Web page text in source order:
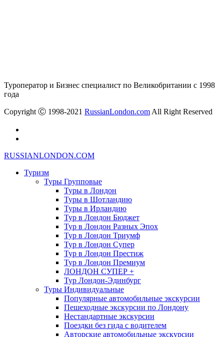
Туроператор и Бизнес специалист по Великобритании с 1998
года
Copyright Ⓒ 1998-2021 RussianLondon.com All Right Reserved
RUSSIANLONDON.COM
Туризм
Туры Групповые
Туры в Лондон
Туры в Шотландию
Туры в Ирландию
Тур в Лондон Бюджет
Тур в Лондон Разных Эпох
Тур в Лондон Триумф
Тур в Лондон Супер
Тур в Лондон Престиж
Тур в Лондон Премиум
ЛОНДОН СУПЕР +
Тур Лондон-Эдинбург
Туры Индивидуальные
Популярные автомобильные экскурсии
Пешеходные экскурсии по Лондону
Нестандартные экскурсии
Поездки без гида с водителем
Авторские автомобильные экскурсии